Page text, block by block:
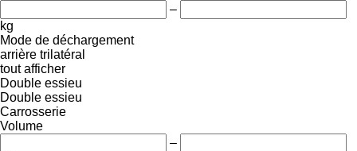
–
kg
Mode de déchargement
arrière trilatéral
tout afficher
Double essieu
Double essieu
Carrosserie
Volume
–